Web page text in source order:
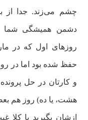
چشم می‌زند. جدا از
دشمن همیشگی شما
روزهای اول که در
حفظ شده بود اما در
و کارتان در حل
هشت، یا ده) روز هم
ازشان بگیرید یا